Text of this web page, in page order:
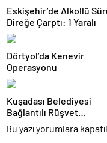
Eskişehir’de Alkollü
Direğe Çarptı: 1 Yaralı
Dörtyol’da Kenevir
Operasyonu
Kuşadası Belediyesi
Bağlantılı Rüşvet
Operasyonu: 15 Gözaltı
Bu yazı yorumlara